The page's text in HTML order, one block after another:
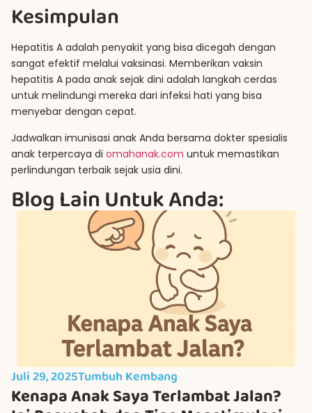
Kesimpulan
Hepatitis A adalah penyakit yang bisa dicegah dengan
sangat efektif melalui vaksinasi. Memberikan vaksin
hepatitis A pada anak sejak dini adalah langkah cerdas
untuk melindungi mereka dari infeksi hati yang bisa
menyebar dengan cepat.
Jadwalkan imunisasi anak Anda bersama dokter spesialis
anak terpercaya di omahanak.com untuk memastikan
perlindungan terbaik sejak usia dini.
Blog Lain Untuk Anda:
Juli 29, 2025Tumbuh Kembang
Kenapa Anak Saya Terlambat Jalan?